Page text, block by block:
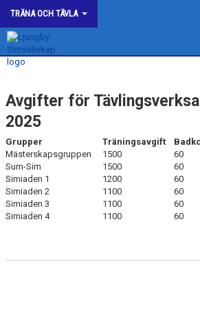
TRÄNA OCH TÄVLA
SIMNING
TÄVLINGAR
KLUBBREKORD
SIMIADEN-GRUPPER
TRÄNINGSTIDER SIMIADEN
TEKNIKSKOLAN
Avgifter för
2025
Grupper Träningsavgift
Mästerskapsgruppen
1500 60
Sum-Sim
1500 60
Simiaden 1
1200 60
Simiaden 2
1100 60
Simiaden 3
1100 60
Simiaden 4
1100 60